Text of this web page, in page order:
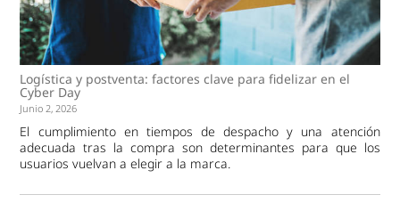
Logística y postventa: factores clave para fidelizar en el
Cyber Day
Junio 2, 2026
El cumplimiento en tiempos de despacho y una atención
adecuada tras la compra son determinantes para que los
usuarios vuelvan a elegir a la marca.